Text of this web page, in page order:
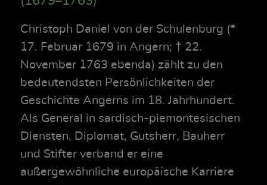
Christoph Daniel von der Schulenburg (*
17. Februar 1679 in Angern; † 22.
November 1763 ebenda) zählt zu den
bedeutendsten Persönlichkeiten der
Geschichte Angerns im 18. Jahrhundert.
Als General in sardisch-piemontesischen
Diensten, Diplomat, Gutsherr, Bauherr
und Stifter verband er eine
außergewöhnliche europäische Karriere